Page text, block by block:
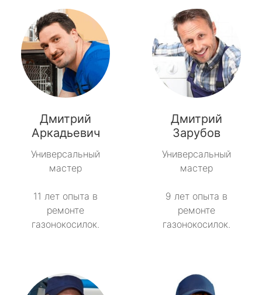
Дмитрий
Аркадьевич
Универсальный
мастер
11 лет опыта в
ремонте
газонокосилок.
Дмитрий
Зарубов
Универсальный
мастер
9 лет опыта в
ремонте
газонокосилок.